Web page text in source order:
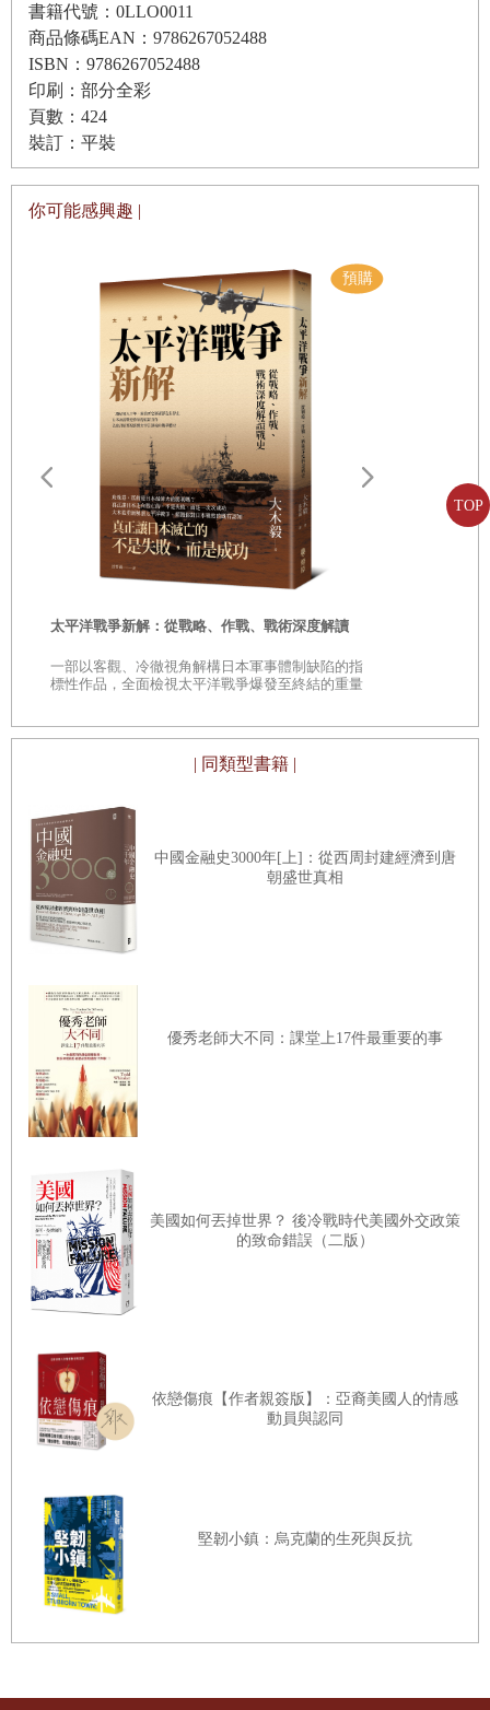
TOP
第四部 臺灣的世界盃：當代臺灣足球新視野
第十七章 在世界盃中尋找臺灣
第十八章 世界盃的效應
第十九章 世界足球落地生根
第二十章 足球沙漠：臺灣足球揮之不去的詛咒
從此以後，「誰在踢足球？」成為我心中不曾消失的疑問，
隨著從圖書館、資料庫中一步又一步的爬梳種種過往，相
簿、文字、影片、畢業紀念冊、校刊、報導，近百年來與足
球相關的資料簡直如過江之鯽，豐富的程度令人不禁困惑為
什麼從未有人將他們好好地整理過。
氣，不僅在日本、中國、香港、菲律賓、澳洲等地都陸續出
版屬於該地的足球史專書，講述屬於自己的足球故事，那臺
灣就沒有屬於自己的視野嗎？
受到早期師範大學體育系的教授影響，早期的臺灣體育史被
納入中國體育史的架構下書寫，臺灣的許多運動傳統源自戰
後的一九四五年，再往前有關日本時代的運動發展則逐漸被
遺忘，直到解嚴後，臺灣本土化風氣漸漲，才陸續有相關的
討論被納入其中。
日本時代的臺灣足球運動在這樣的風氣下同樣未受到重視，
一九九八年足球協會出版的《中華足球年鑑》甚至對於戰前
的臺灣足球隻字未提，在臺灣體育史研究付之闕如的情況
下，不免讓人好奇是真的、完全沒有任何臺灣人在運動全球
化的浪潮下接觸足球這個世界文明的代名詞嗎？
因此在書中筆者以臺灣作為地理空間的主體試著去探尋日本
時代臺灣足球人的身影，去重新建構日本時代的臺灣足球
史，這並不意味著戰前中華民國的足球對臺灣就不重要，戰
前中國的足球發展大致可以分成北派和南派兩個不同的系
環渤海灣的平津、東北球員為主，代表人物是和李惠堂並稱
兩李，後來成為中華人民共和國國家隊總教練的「北李」李
鳳樓。而臺灣的足球文化和專業術語仍多少可以看到南派足
球的痕跡，比如十二碼罰球（對岸稱為點球）、世界波（波
為粵語的球，意思為精彩的進球）。
同樣的以諸多篇幅書寫日本時代的臺灣，並非想證明臺灣足
球的普及或競技水準有多高，畢竟沒有實際上場交手過，沒
有人知道勝負會如何。但對於臺灣的足球文化而言，它是一
個起點，也蘊含著為什麼不同時代的臺灣人想要參與足球運
結，回到夢開始的地方。
運動史的分野
過去臺灣的運動史書寫，往往圍繞在兩個模式，第一個是單
項運動的競賽史，除了賽事從何而來、為何而來，還有來自
臺灣的選手參與這些比賽獲得的競技成績，以此回應當下面
書籍代號：0LLO0011
商品條碼EAN：9786267052488
ISBN：9786267052488
印刷：部分全彩
頁數：424
裝訂：平裝
你可能感興趣 |
太平洋戰爭新解：從戰略、作戰、戰術深度解讀
一部以客觀、冷徹視角解構日本軍事體制缺陷的指
標性作品，全面檢視太平洋戰爭爆發至終結的重量
遠野物語：
| 同類型書籍 |
中國金融史3000年[上]：從西周封建經濟到唐
朝盛世真相
優秀老師大不同：課堂上17件最重要的事
美國如何丟掉世界？ 後冷戰時代美國外交政策
的致命錯誤（二版）
依戀傷痕【作者親簽版】：亞裔美國人的情感
動員與認同
堅韌小鎮：烏克蘭的生死與反抗